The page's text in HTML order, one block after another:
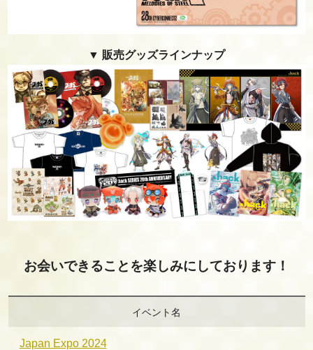
▼ 販売グッズラインナップ
お会いできることを楽しみにしております！
イベント名
Japan Expo 2024